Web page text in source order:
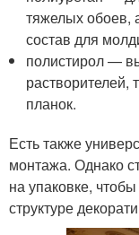
тяжелых обоев,
состав для
полистирол —
растворителей,
планок.
Есть также
монтажа. Однако
на упаковке,
структуре